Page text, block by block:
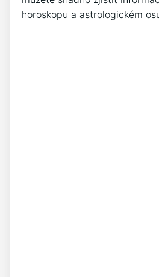
horoskopu a astrologickém